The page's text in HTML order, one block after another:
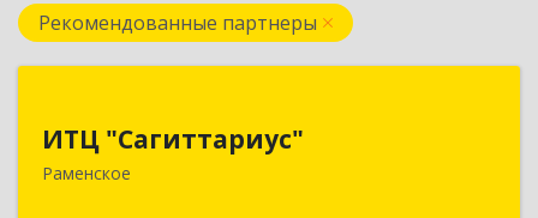
Рекомендованные партнеры
ИТЦ "Сагиттариус"
Раменское
140103, Московская обл, Раменское г,
Приборостроителей ул, дом № 16А, кв.16